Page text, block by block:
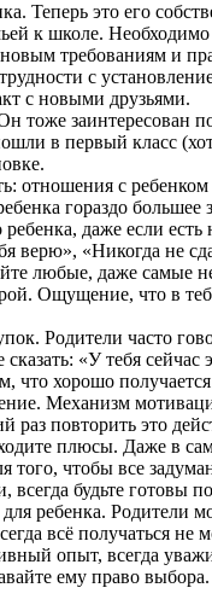
Теперь это его
к школе.
требованиям и
с
с новыми друзьями.
тоже заинтересован
в первый класс
отношения с ребенком
гораздо
ребенка, даже если
верю», «Никогда не
любые, даже самые
Ощущение, что в
Родители часто
«У тебя сейчас
что хорошо
Механизм
раз повторить это
плюсы. Даже в
чтобы все
будьте готовы
ребенка. Родители
всё получаться
опыт, всегда
ему право